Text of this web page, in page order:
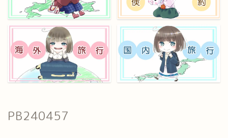
PB240457